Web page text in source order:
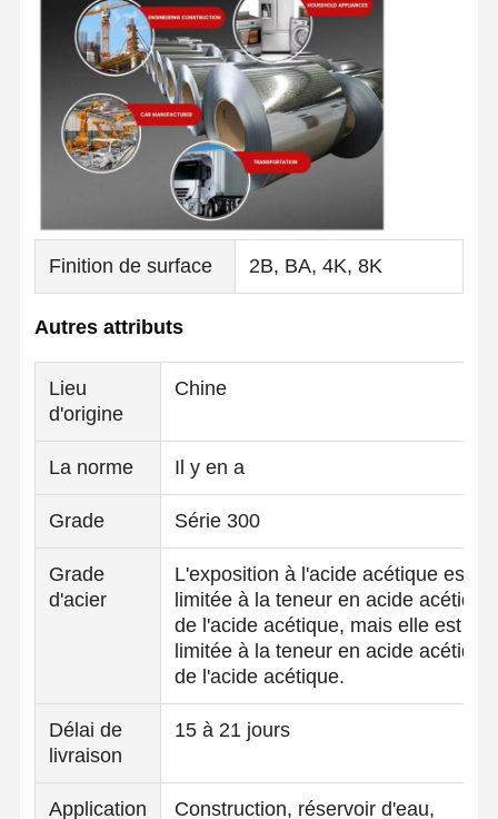
Finition de surface 2B, BA, 4K, 8K
Autres attributs
Lieu
d'origine
Chine
La norme Il y en a
Grade Série 300
Grade
d'acier
L'exposition à l'acide acétique est
limitée à la teneur en acide acétique
de l'acide acétique, mais elle est
limitée à la teneur en acide acétique
de l'acide acétique.
Délai de
livraison
15 à 21 jours
Application Construction, réservoir d'eau,